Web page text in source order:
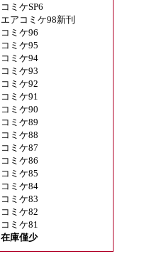
コミケSP6
エアコミケ98新刊
コミケ96
コミケ95
コミケ94
コミケ93
コミケ92
コミケ91
コミケ90
コミケ89
コミケ88
コミケ87
コミケ86
コミケ85
コミケ84
コミケ83
コミケ82
コミケ81
在庫僅少